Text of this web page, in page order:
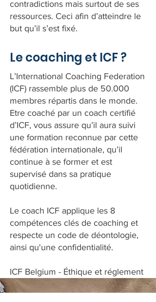
contradictions mais surtout de ses
ressources. Ceci afin d’atteindre le
but qu’il s’est fixé.
Le coaching et ICF ?
L’International Coaching Federation
(ICF) rassemble plus de 50.000
membres répartis dans le monde.
Etre coaché par un coach certifié
d’ICF, vous assure qu’il aura suivi
une formation reconnue par cette
fédération internationale, qu’il
continue à se former et est
supervisé dans sa pratique
quotidienne.
Le coach ICF applique les 8
compétences clés de coaching et
respecte un code de déontologie,
ainsi qu'une confidentialité.
ICF Belgium - Éthique et réglement